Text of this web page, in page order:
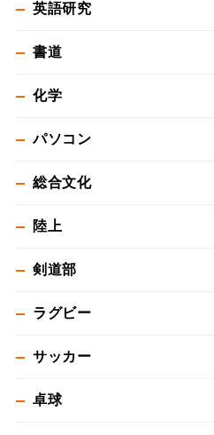
英語研究
書道
化学
パソコン
総合文化
陸上
剣道部
ラグビー
サッカー
卓球